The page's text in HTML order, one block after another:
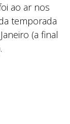
ao ar nos
temporada
(a final